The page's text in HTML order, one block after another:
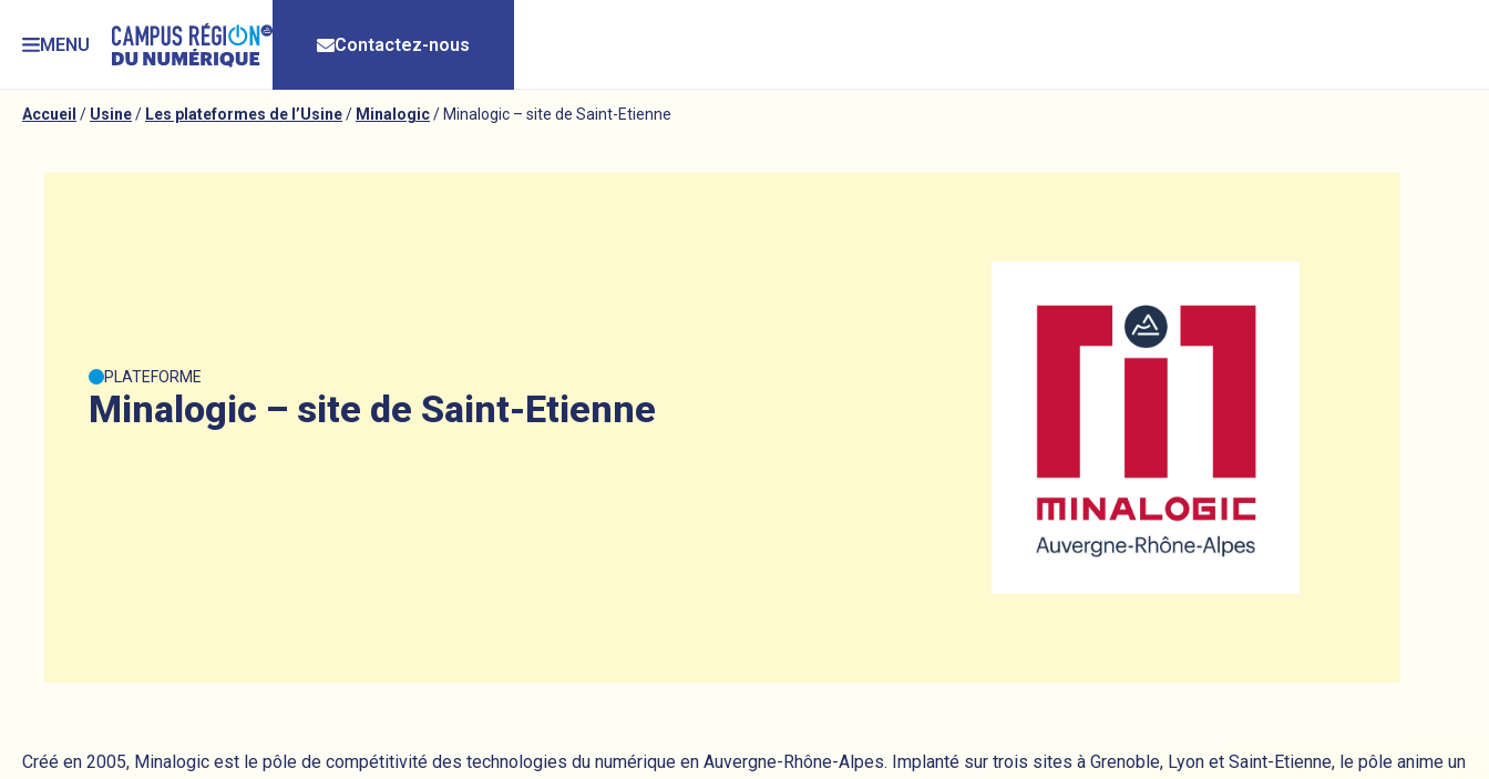
MENU Contactez-nous
Accueil / Usine/ Les plateformes de l’Usine/ Minalogic/ Minalogic – site de Saint-Etienne
PLATEFORME
Minalogic – site de Saint-Etienne
Créé en 2005, Minalogic est le pôle de compétitivité des technologies du numérique en Auvergne-Rhône-Alpes. Implanté sur trois sites à Grenoble, Lyon et Saint-Etienne, le pôle anime un